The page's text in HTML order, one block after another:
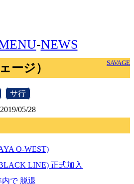
-NEWS
SAVAGE
ージ）
サ行
05/28
O-WEST)
LINE) 正式加入
で 脱退